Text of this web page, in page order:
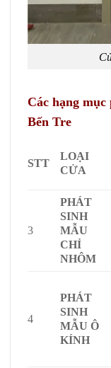
Các hạng
Bến Tre
STT
LOẠI
CỬA
3
PHÁT
SINH
MẪU
CHỈ
NHÔM
4
PHÁT
SINH
MẪU Ô
KÍNH